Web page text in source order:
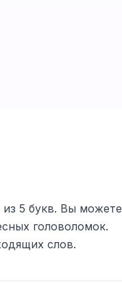
5 букв. Вы можете
головоломок.
слов.